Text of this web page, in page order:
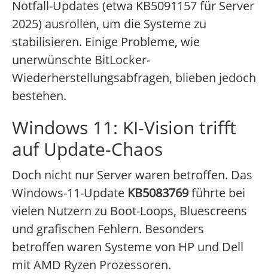
Notfall-Updates (etwa KB5091157 für Server
2025) ausrollen, um die Systeme zu
stabilisieren. Einige Probleme, wie
unerwünschte BitLocker-
Wiederherstellungsabfragen, blieben jedoch
bestehen.
Windows 11: KI-Vision trifft
auf Update-Chaos
Doch nicht nur Server waren betroffen. Das
Windows-11-Update KB5083769führte bei
vielen Nutzern zu Boot-Loops, Bluescreens
und grafischen Fehlern. Besonders
betroffen waren Systeme von HP und Dell
mit AMD Ryzen Prozessoren.